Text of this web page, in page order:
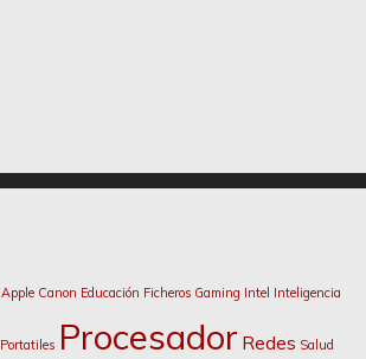
Apple Canon Educación Ficheros Gaming Intel Inteligencia
Portatiles Procesador Redes Salud